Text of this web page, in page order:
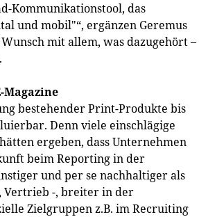
Kommunikationstool, das
und mobil"“, ergänzen Geremus
mit allem, was dazugehört –
bestehender Print-Produkte bis
Denn viele einschlägige
ergeben, dass Unternehmen
beim Reporting in der
und per se nachhaltiger als
Vertrieb -, breiter in der
Zielgruppen z.B. im Recruiting